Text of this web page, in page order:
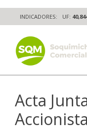
to
content
INDICADORES: UF:
The worldwide business
Acta